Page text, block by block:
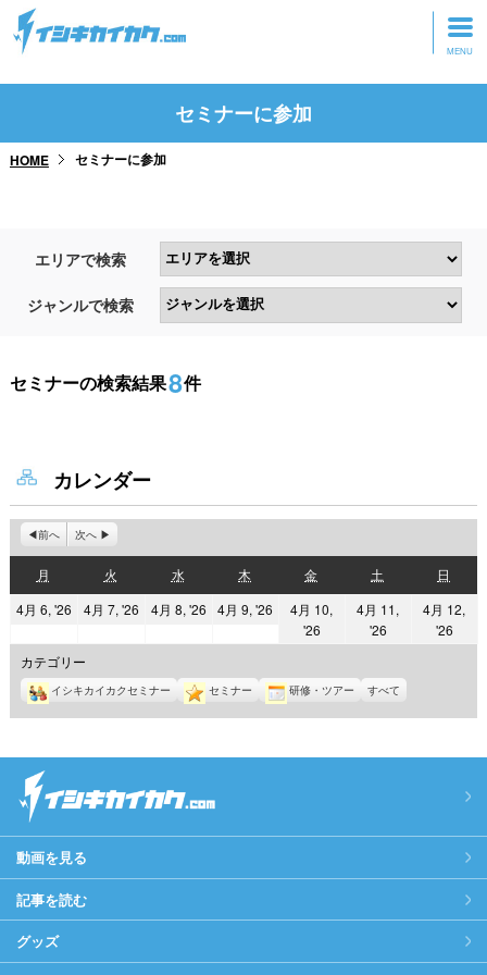
トップページ
研修・ツアーに参加
セミナーに参加
HOME セミナーに参加
エリアで検索
ジャンルで検索
セミナーの検索結果8件
カレンダー
前へ 次へ
月
曜
日
火
曜
日
水水
曜
日
木
曜
日
金金
曜
日
土
曜
日
日
曜
日
4月 6, '262026
4
月
6
4月 7, '262026
月
4月 8, '262026
月
8
4月 9, '26
2026
月
9
4月 10,
'262026
4
月
10
4月 11,
'262026
4
月
11
4月 12,
'262026
12
カテゴリー
イシキカイカクセミナー セミナー 研修・ツアー すべて
動画を見る
記事を読む
グッズ